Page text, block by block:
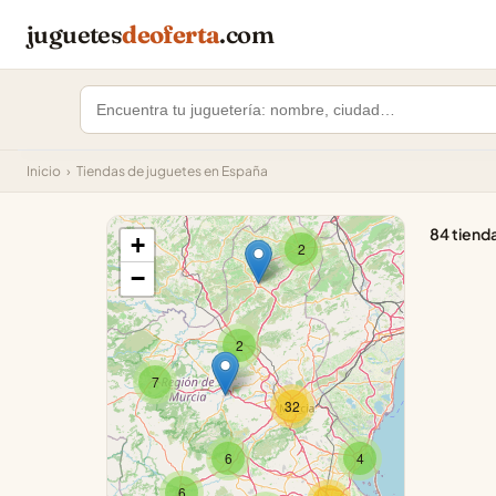
juguetesdeoferta.com
Inicio › Tiendas de juguetes en España
4
6
6
2
2
7
32
+
−
84